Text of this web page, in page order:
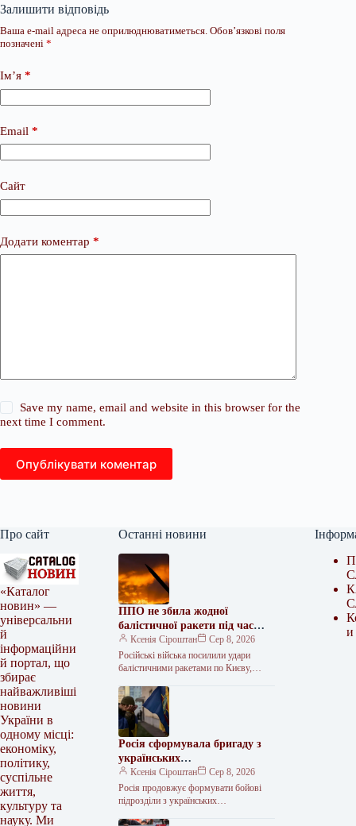
Залишити відповідь
Ваша e-mail адреса не оприлюднюватиметься. Обов’язкові поля
позначені *
Ім’я *
Email *
Сайт
Додати коментар *
Save my name, email and website in this browser for the
next time I comment.
Опублікувати коментар
Про сайт
«Каталог
новин» —
універсальни
й
інформаційни
й портал, що
збирає
найважливіші
новини
України в
одному місці:
економіку,
політику,
суспільне
життя,
культуру та
науку. Ми
Останні новини
ППО не збила жодної
балістичної ракети під час
нічної атаки
Ксенія Сіроштан
Сер 8, 2026
Російські війська посилили удари
балістичними ракетами по Києву,
шість зенітно-керованих ракет С-400
та…
Росія сформувала бригаду з
українських
військовополонених
Ксенія Сіроштан
Сер 8, 2026
Росія продовжує формувати бойові
підрозділи з українських
и